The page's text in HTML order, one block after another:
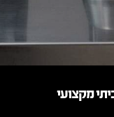
מקצועי